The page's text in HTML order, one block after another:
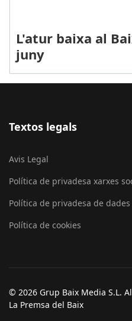
L'atur baixa al
juny
Textos legals
Avis Legal
Política de privadesa xarxes
Política de privadesa de dades
Política de cookies
© 2026 Grup Baix Media S.L.
La Premsa del Baix